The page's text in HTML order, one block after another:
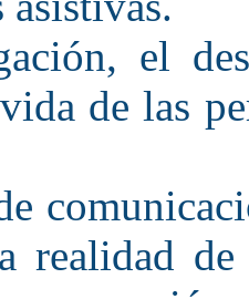
el
de las
realidad de